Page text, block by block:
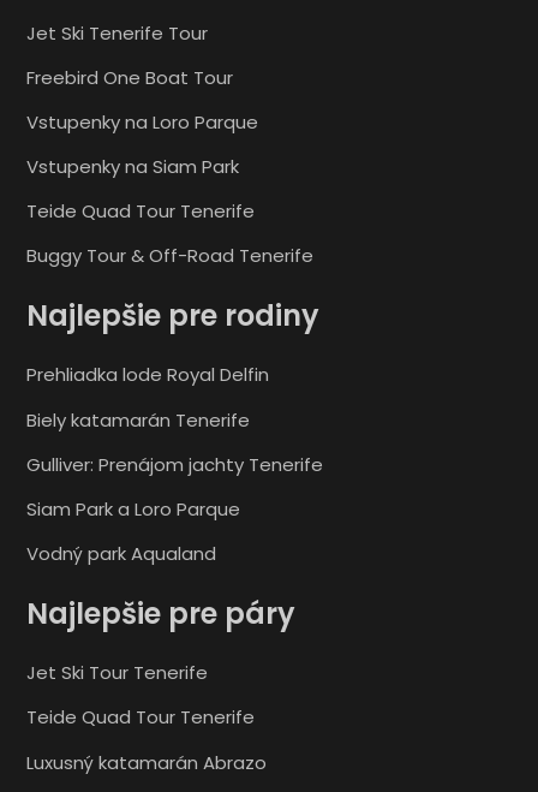
Jet Ski Tenerife Tour
Freebird One Boat Tour
Vstupenky na Loro Parque
Vstupenky na Siam Park
Teide Quad Tour Tenerife
Buggy Tour & Off-Road Tenerife
Najlepšie pre rodiny
Prehliadka lode Royal Delfin
Biely katamarán Tenerife
Gulliver: Prenájom jachty Tenerife
Siam Park a Loro Parque
Vodný park Aqualand
Najlepšie pre páry
Jet Ski Tour Tenerife
Teide Quad Tour Tenerife
Luxusný katamarán Abrazo